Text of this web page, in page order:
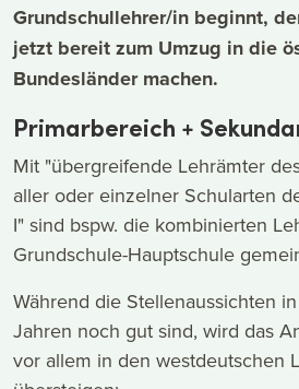
Grundschullehrer/in beginnt,
jetzt bereit zum Umzug in die
Bundesländer machen.
Primarbereich +
Mit "übergreifende Lehrämter
aller oder einzelner Schularten
I" sind bspw. die kombinierten
Grundschule-Hauptschule
Während die Stellenaussichten
Jahren noch gut sind, wird das
vor allem in den westdeutschen